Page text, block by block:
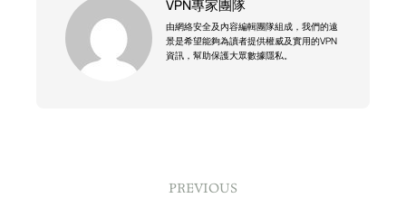
VPN專家團隊
由網絡安全及內容編輯團隊組成，我們的遠
景是希望能夠為讀者提供權威及實用的VPN
資訊，幫助保護大眾數據隱私。
PREVIOUS